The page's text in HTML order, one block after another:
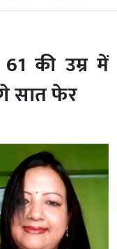
की उम्र में
सात फेर